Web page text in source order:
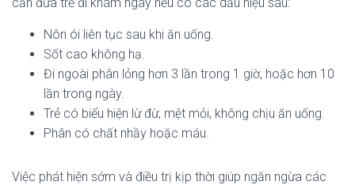
Nôn ói liên tục sau khi ăn uống.
Sốt cao không hạ.
Đi ngoài phân lỏng hơn 3 lần trong 1 giờ, hoặc hơn 10
lần trong ngày.
Trẻ có biểu hiện lừ đừ, mệt mỏi, không chịu ăn uống.
Phân có chất nhầy hoặc máu.
Việc phát hiện sớm và điều trị kịp thời giúp ngăn ngừa các